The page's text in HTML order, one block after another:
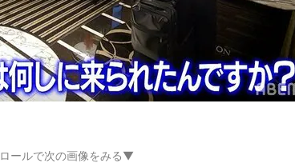
ールで次の画像をみる▼